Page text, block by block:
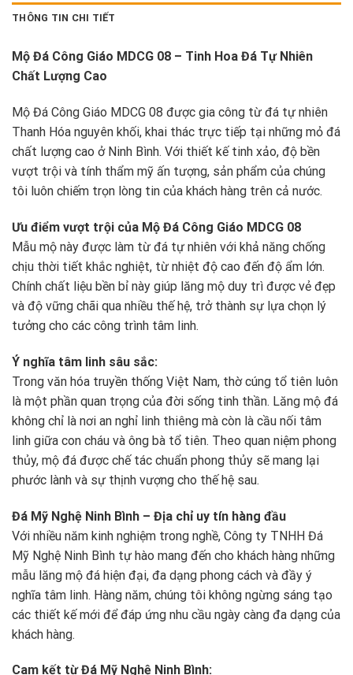
THÔNG TIN CHI TIẾT
Mộ Đá Công Giáo MDCG 08 – Tinh Hoa Đá Tự Nhiên
Chất Lượng Cao
Mộ Đá Công Giáo MDCG 08 được gia công từ đá tự nhiên
Thanh Hóa nguyên khối, khai thác trực tiếp tại những mỏ đá
chất lượng cao ở Ninh Bình. Với thiết kế tinh xảo, độ bền
vượt trội và tính thẩm mỹ ấn tượng, sản phẩm của chúng
tôi luôn chiếm trọn lòng tin của khách hàng trên cả nước.
Ưu điểm vượt trội của Mộ Đá Công Giáo MDCG 08
Mẫu mộ này được làm từ đá tự nhiên với khả năng chống
chịu thời tiết khắc nghiệt, từ nhiệt độ cao đến độ ẩm lớn.
Chính chất liệu bền bỉ này giúp lăng mộ duy trì được vẻ đẹp
và độ vững chãi qua nhiều thế hệ, trở thành sự lựa chọn lý
tưởng cho các công trình tâm linh.
Ý nghĩa tâm linh sâu sắc:
Trong văn hóa truyền thống Việt Nam, thờ cúng tổ tiên luôn
là một phần quan trọng của đời sống tinh thần. Lăng mộ đá
không chỉ là nơi an nghỉ linh thiêng mà còn là cầu nối tâm
linh giữa con cháu và ông bà tổ tiên. Theo quan niệm phong
thủy, mộ đá được chế tác chuẩn phong thủy sẽ mang lại
phước lành và sự thịnh vượng cho thế hệ sau.
Đá Mỹ Nghệ Ninh Bình – Địa chỉ uy tín hàng đầu
Với nhiều năm kinh nghiệm trong nghề, Công ty TNHH Đá
Mỹ Nghệ Ninh Bình tự hào mang đến cho khách hàng những
mẫu lăng mộ đá hiện đại, đa dạng phong cách và đầy ý
nghĩa tâm linh. Hàng năm, chúng tôi không ngừng sáng tạo
các thiết kế mới để đáp ứng nhu cầu ngày càng đa dạng của
khách hàng.
Cam kết từ Đá Mỹ Nghệ Ninh Bình: